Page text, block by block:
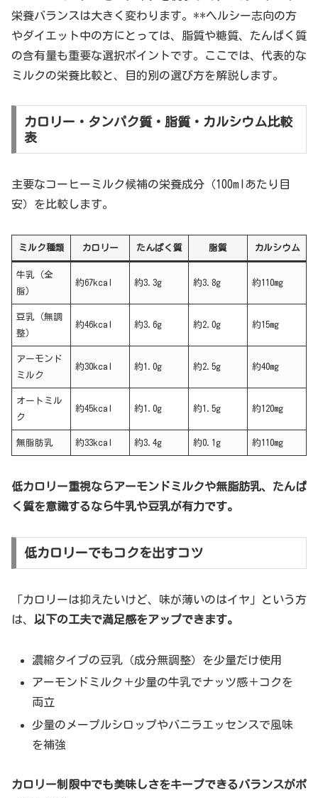
栄養バランスは大きく変わります。**ヘルシー志向の方
やダイエット中の方にとっては、脂質や糖質、たんぱく質
の含有量も重要な選択ポイントです。ここでは、代表的な
ミルクの栄養比較と、目的別の選び方を解説します。
カロリー・タンパク質・脂質・カルシウム比較
表
主要なコーヒーミルク候補の栄養成分（100mlあたり目
安）を比較します。
ミルク種類 カロリー たんぱく質 脂質 カルシウム
牛乳（全
脂）
約67kcal 約3.3g 約3.8g 約110mg
豆乳（無調
整）
約46kcal 約3.6g 約2.0g 約15mg
アーモンド
ミルク
約30kcal 約1.0g 約2.5g 約40mg
オートミル
ク
約45kcal 約1.0g 約1.5g 約120mg
無脂肪乳 約33kcal 約3.4g 約0.1g 約110mg
低カロリー重視ならアーモンドミルクや無脂肪乳、たんぱ
く質を意識するなら牛乳や豆乳が有力です。
低カロリーでもコクを出すコツ
「カロリーは抑えたいけど、味が薄いのはイヤ」という方
は、 以下の工夫で満足感をアップできます。
濃縮タイプの豆乳（成分無調整）を少量だけ使用
アーモンドミルク＋少量の牛乳でナッツ感＋コクを
両立
少量のメープルシロップやバニラエッセンスで風味
を補強
カロリー制限中でも美味しさをキープできるバランスがポ